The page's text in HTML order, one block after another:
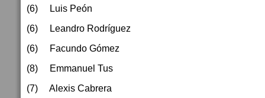
(6) Luis Peón
(6) Leandro Rodríguez
(6) Facundo Gómez
(8) Emmanuel Tus
(7) Alexis Cabrera